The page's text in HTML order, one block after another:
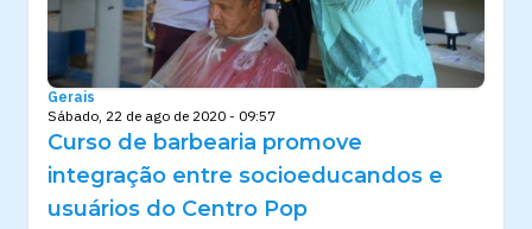
Gerais
Sábado, 22 de ago de 2020 - 09:57
Curso de barbearia promove
integração entre socioeducandos e
usuários do Centro Pop